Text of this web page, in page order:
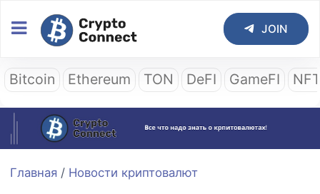
JOIN
Bitcoin Ethereum TON DeFI GameFI
Главная / Новости криптовалют